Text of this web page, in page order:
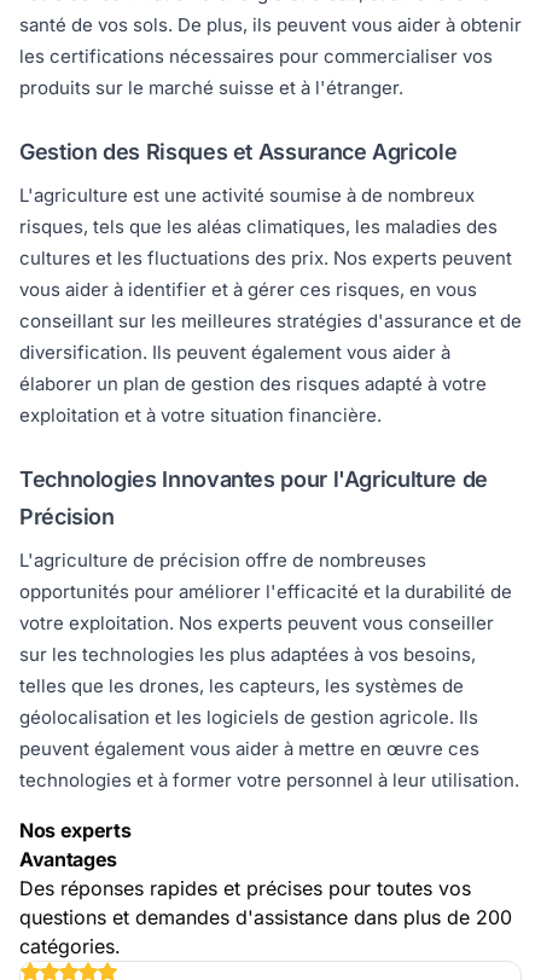
santé de vos sols. De plus, ils peuvent vous aider à obtenir
les certifications nécessaires pour commercialiser vos
produits sur le marché suisse et à l'étranger.
Gestion des Risques et Assurance Agricole
L'agriculture est une activité soumise à de nombreux
risques, tels que les aléas climatiques, les maladies des
cultures et les fluctuations des prix. Nos experts peuvent
vous aider à identifier et à gérer ces risques, en vous
conseillant sur les meilleures stratégies d'assurance et de
diversification. Ils peuvent également vous aider à
élaborer un plan de gestion des risques adapté à votre
exploitation et à votre situation financière.
Technologies Innovantes pour l'Agriculture de
Précision
L'agriculture de précision offre de nombreuses
opportunités pour améliorer l'efficacité et la durabilité de
votre exploitation. Nos experts peuvent vous conseiller
sur les technologies les plus adaptées à vos besoins,
telles que les drones, les capteurs, les systèmes de
géolocalisation et les logiciels de gestion agricole. Ils
peuvent également vous aider à mettre en œuvre ces
technologies et à former votre personnel à leur utilisation.
Nos experts
Avantages
Des réponses rapides et précises pour toutes vos
questions et demandes d'assistance dans plus de 200
catégories.